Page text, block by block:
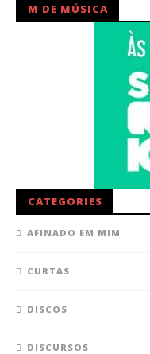
M DE MÚSICA
CATEGORIES
AFINADO EM MIM
CURTAS
DISCOS
DISCURSOS